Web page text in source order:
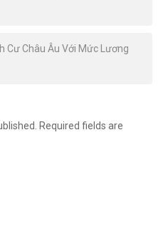
Cư Châu Âu Với Mức Lương
Required fields are